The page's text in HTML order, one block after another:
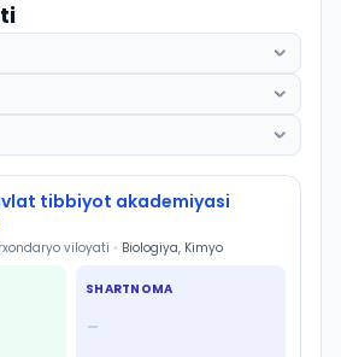
tibbiyot akademiyasi
viloyati • Biologiya, Kimyo
SHARTNOMA
—